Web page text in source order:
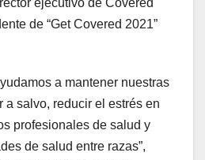
ejecutivo de Covered
de “Get Covered 2021”
a mantener nuestras
a salvo, reducir el estrés en
profesionales de salud y
de salud entre razas”,